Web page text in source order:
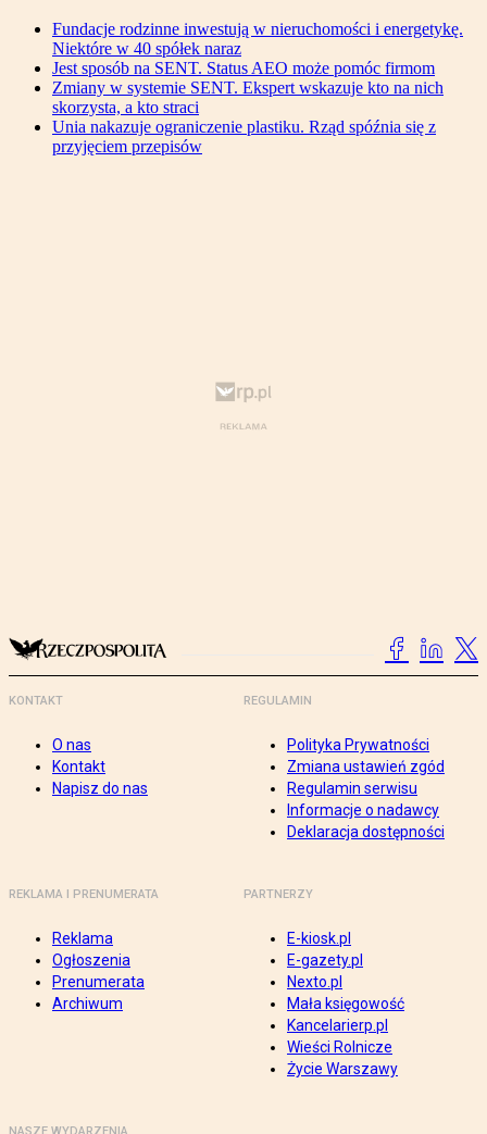
Fundacje rodzinne inwestują w nieruchomości i energetykę.
Niektóre w 40 spółek naraz
Jest sposób na SENT. Status AEO może pomóc firmom
Zmiany w systemie SENT. Ekspert wskazuje kto na nich
skorzysta, a kto straci
Unia nakazuje ograniczenie plastiku. Rząd spóźnia się z
przyjęciem przepisów
KONTAKT
O nas
Kontakt
Napisz do nas
REGULAMIN
Polityka Prywatności
Zmiana ustawień zgód
Regulamin serwisu
Informacje o nadawcy
Deklaracja dostępności
REKLAMA I PRENUMERATA
Reklama
Ogłoszenia
Prenumerata
Archiwum
PARTNERZY
E-kiosk.pl
E-gazety.pl
Nexto.pl
Mała księgowość
Kancelarierp.pl
Wieści Rolnicze
Życie Warszawy